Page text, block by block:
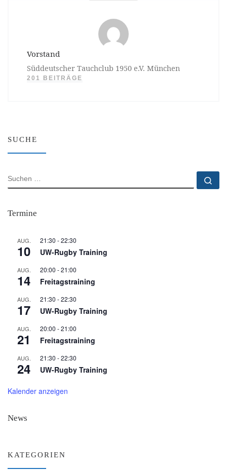
Vorstand
Süddeutscher Tauchclub 1950 e.V. München
201 BEITRÄGE
SUCHE
SUCHE
Termine
AUG.
10
21:30 -22:30
UW-Rugby Training
AUG.
14
20:00 -21:00
Freitagstraining
AUG.
17
21:30 -22:30
UW-Rugby Training
AUG.
21
20:00 -21:00
Freitagstraining
AUG.
24
21:30 -22:30
UW-Rugby Training
Kalender anzeigen
News
KATEGORIEN